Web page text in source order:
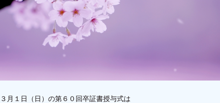
３月１日（日）の第６０回卒証書授与式は